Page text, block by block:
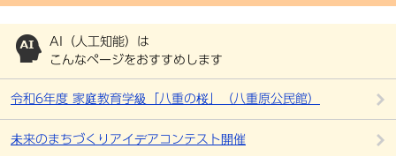
AI（人工知能）は
こんなページをおすすめします
令和6年度 家庭教育学級「八重の桜」（八重原公民館）
未来のまちづくりアイデアコンテスト開催